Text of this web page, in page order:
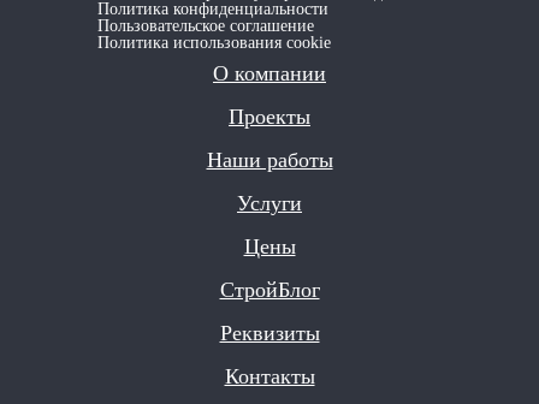
Политика конфиденциальности
Пользовательское соглашение
Политика использования сookie
О компании
Проекты
Наши работы
Услуги
Цены
СтройБлог
Реквизиты
Контакты